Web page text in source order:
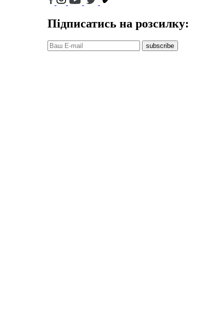
Підписатись на розсилку:
subscribe